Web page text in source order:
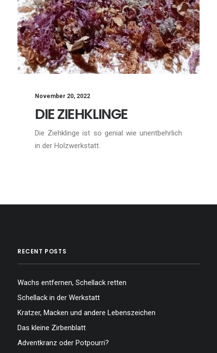
November 20, 2022
DIE ZIEHKLINGE
Die Ziehklinge ist so genial wie unentbehrlich
in der Holzwerkstatt.
RECENT POSTS
Wachs entfernen, Schellack retten
Schellack in der Werkstatt
Kratzer, Macken und andere Lebenszeichen
Das kleine Zirbenblatt
Adventkranz oder Potpourri?